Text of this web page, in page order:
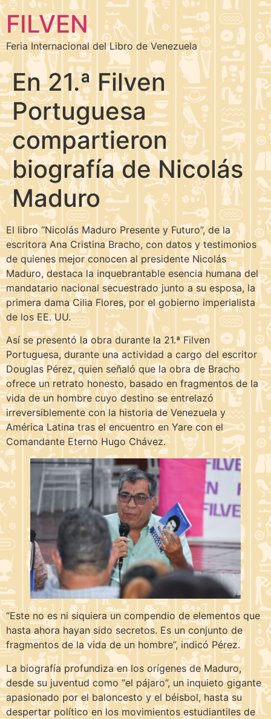
FILVEN
Feria Internacional del Libro de Venezuela
En 21.ª Filven
Portuguesa
compartieron
biografía de Nicolás
Maduro
El libro “Nicolás Maduro Presente y Futuro”, de la
escritora Ana Cristina Bracho, con datos y testimonios
de quienes mejor conocen al presidente Nicolás
Maduro, destaca la inquebrantable esencia humana del
mandatario nacional secuestrado junto a su esposa, la
primera dama Cilia Flores, por el gobierno imperialista
de los EE. UU.
Así se presentó la obra durante la 21.ª Filven
Portuguesa, durante una actividad a cargo del escritor
Douglas Pérez, quien señaló que la obra de Bracho
ofrece un retrato honesto, basado en fragmentos de la
vida de un hombre cuyo destino se entrelazó
irreversiblemente con la historia de Venezuela y
América Latina tras el encuentro en Yare con el
Comandante Eterno Hugo Chávez.
“Este no es ni siquiera un compendio de elementos que
hasta ahora hayan sido secretos. Es un conjunto de
fragmentos de la vida de un hombre”, indicó Pérez.
La biografía profundiza en los orígenes de Maduro,
desde su juventud como “el pájaro”, un inquieto gigante
apasionado por el baloncesto y el béisbol, hasta su
despertar político en los movimientos estudiantiles de